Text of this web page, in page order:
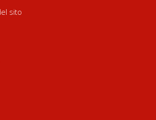
sito